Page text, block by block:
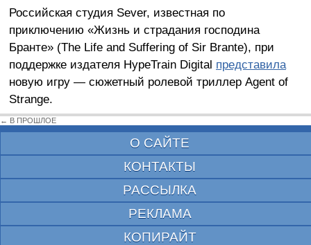
Российская студия Sever, известная по
приключению «Жизнь и страдания господина
Бранте» (The Life and Suffering of Sir Brante), при
поддержке издателя HypeTrain Digital представила
новую игру — сюжетный ролевой триллер Agent of
Strange.
← В ПРОШЛОЕ
О САЙТЕ
КОНТАКТЫ
РАССЫЛКА
РЕКЛАМА
КОПИРАЙТ